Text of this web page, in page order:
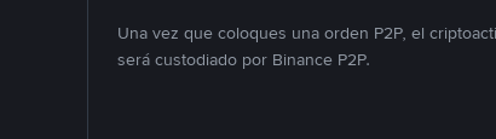
Una vez que coloques una orden P2P, el
será custodiado por Binance P2P.